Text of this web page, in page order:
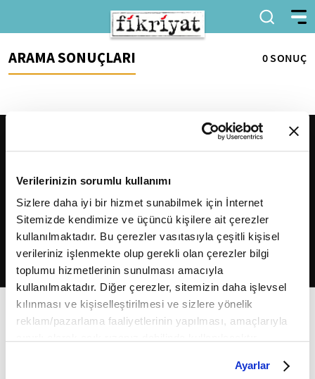
Verilerinizin sorumlu kullanımı
Sizlere daha iyi bir hizmet sunabilmek için İnternet
Sitemizde kendimize ve üçüncü kişilere ait çerezler
kullanılmaktadır. Bu çerezler vasıtasıyla çeşitli kişisel
verileriniz işlenmekte olup gerekli olan çerezler bilgi
toplumu hizmetlerinin sunulması amacıyla
kullanılmaktadır. Diğer çerezler, sitemizin daha işlevsel
kılınması ve kişiselleştirilmesi ve sizlere yönelik
reklam/pazarlama faaliyetlerinin yapılması, amaçlarıyla
belirleyebilirsiniz. Çerezlere ilişkin detaylı bilgi için
Ayarlar
ARAMA SONUÇLARI 0 SONUÇ
2026Fikriyat. Tüm hakları saklıdır.